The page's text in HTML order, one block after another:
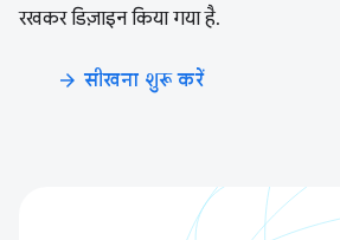
रखकर डिज़ाइन किया गया है.
arrow_forward सीखना शुरू करें